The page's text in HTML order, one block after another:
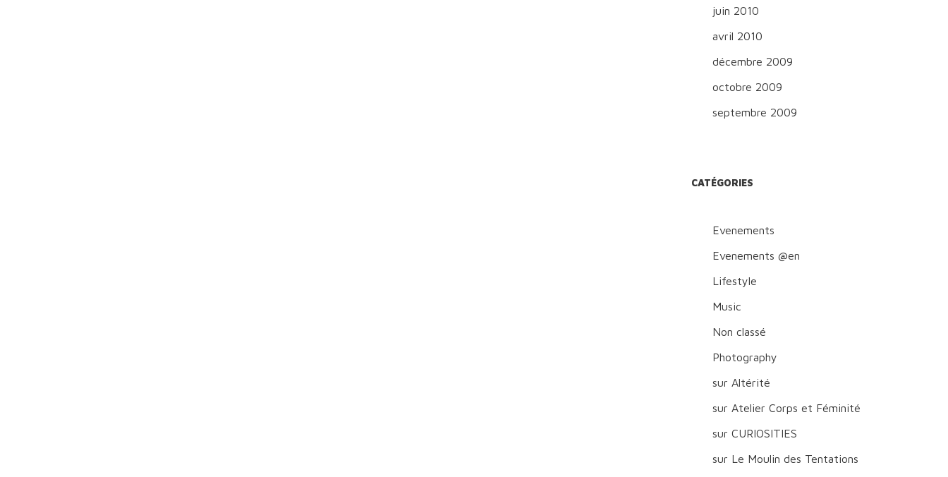
juin 2010
avril 2010
décembre 2009
octobre 2009
septembre 2009
CATÉGORIES
Evenements
Evenements @en
Lifestyle
Music
Non classé
Photography
sur Altérité
sur Atelier Corps et Féminité
sur CURIOSITIES
sur Le Moulin des Tentations